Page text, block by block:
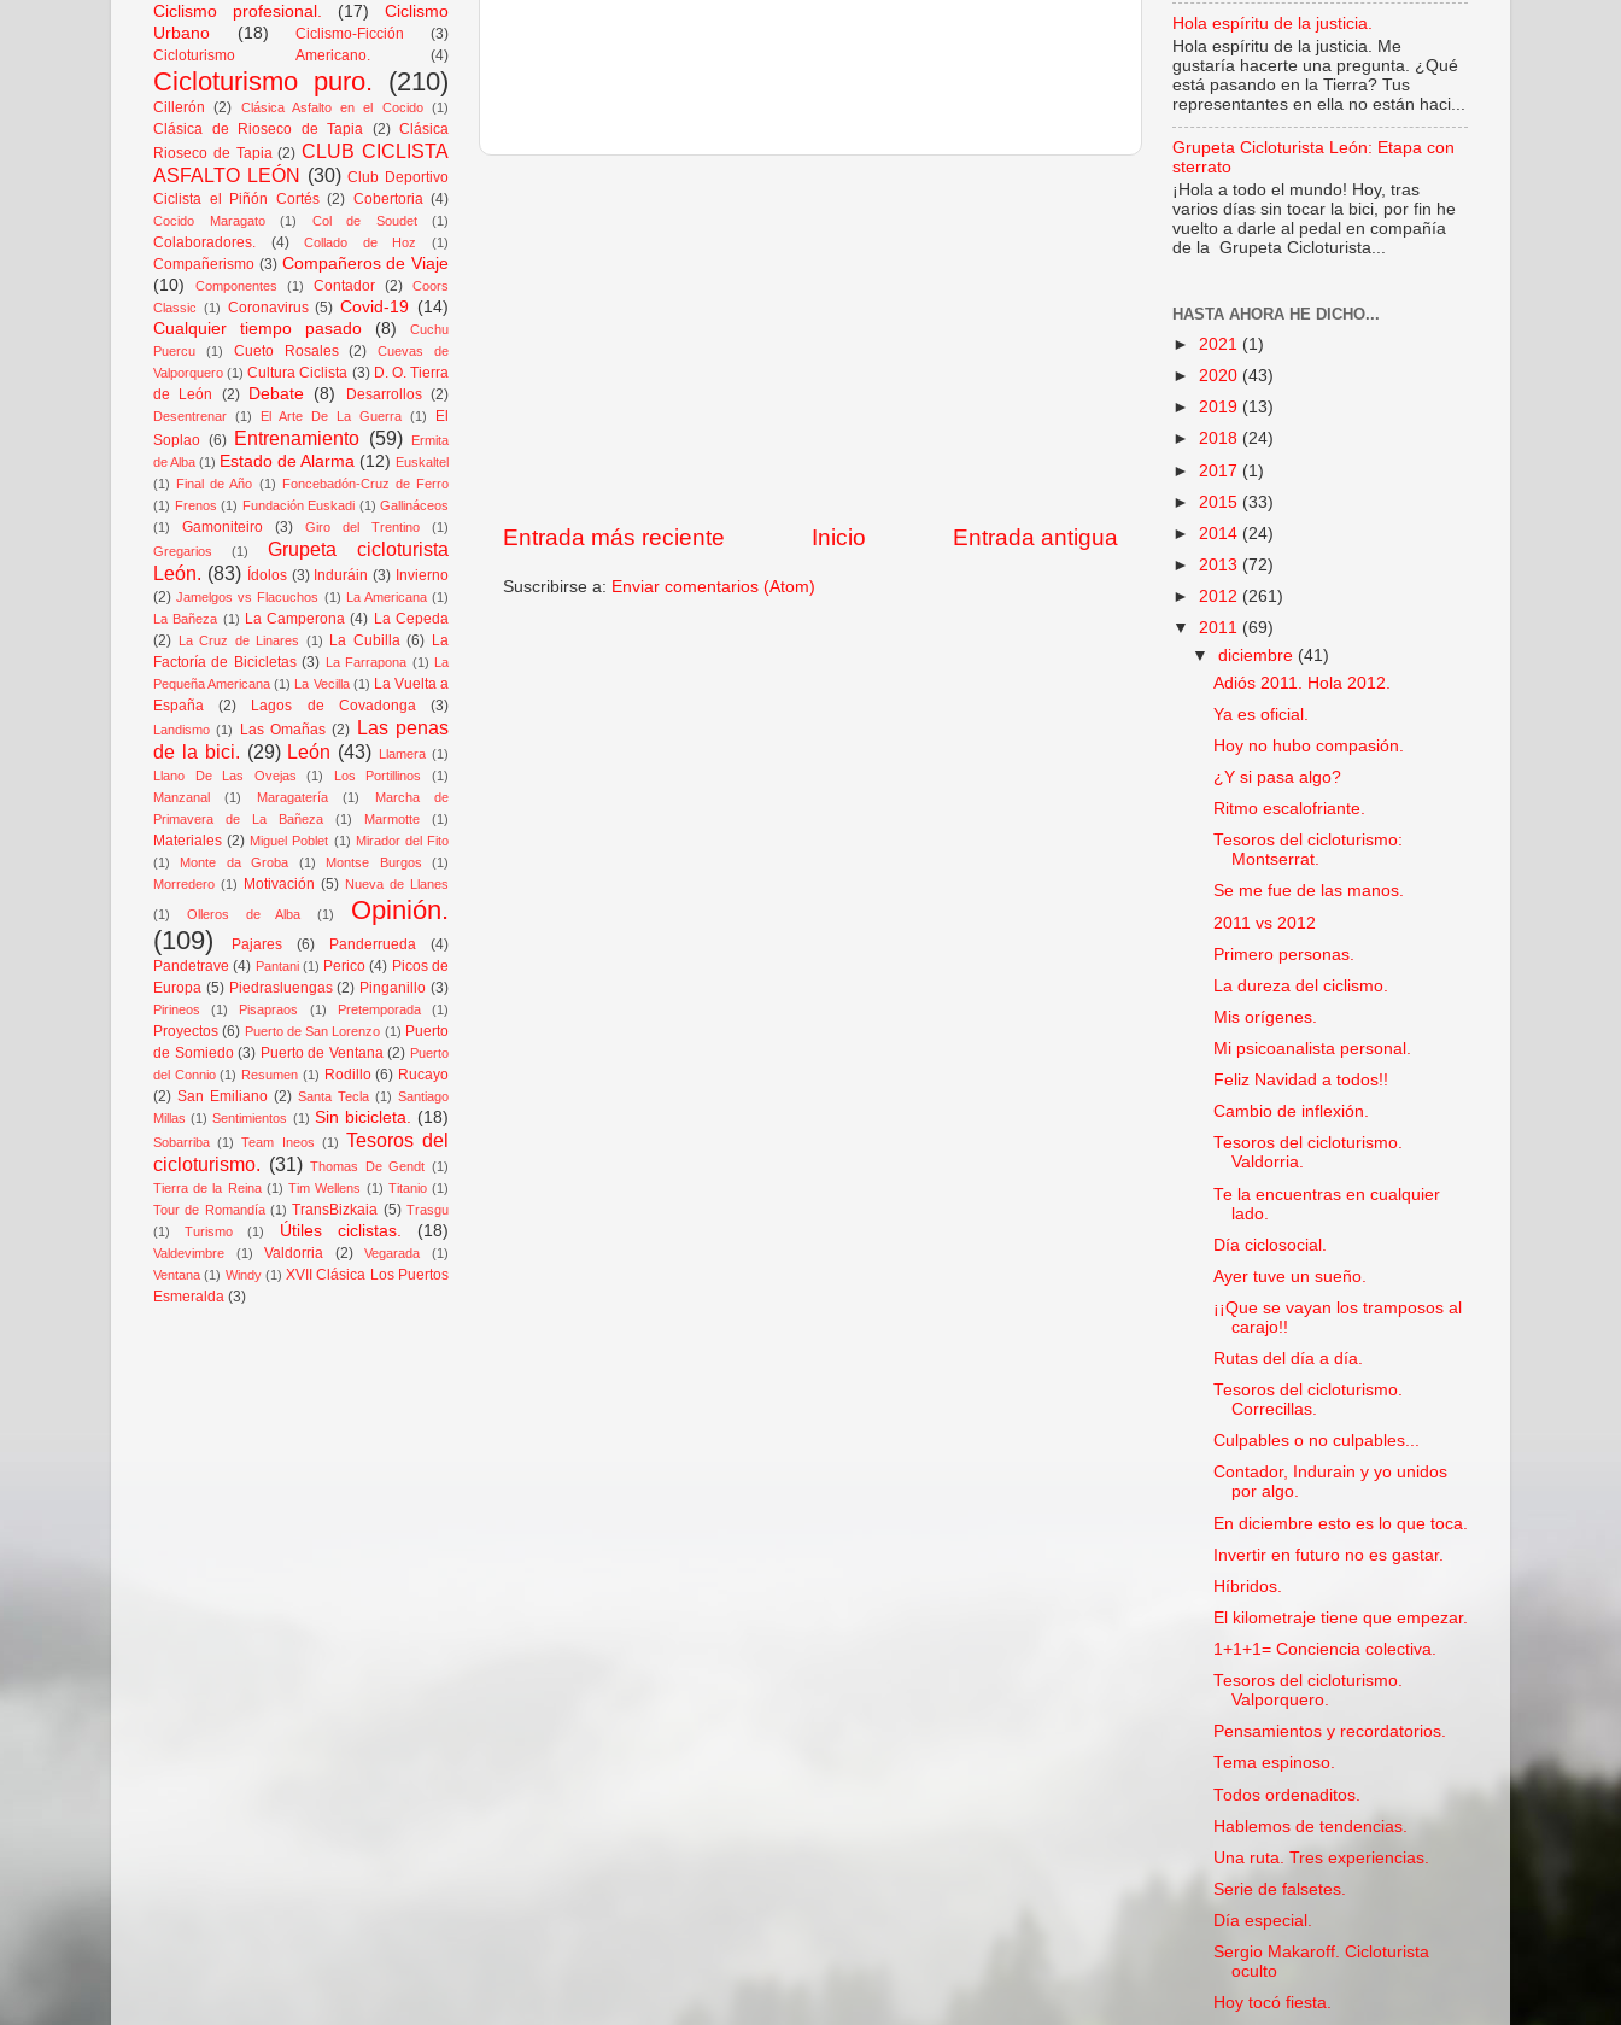
Entrada más reciente Entrada antigua
Inicio
Suscribirse a: Enviar comentarios (Atom)
Ciclismo profesional. (17)
Ciclismo
Urbano
(18) Ciclismo-Ficción
(3)
Cicloturismo Americano.
(4)
Cicloturismo puro. (210)
Cillerón (2) Clásica Asfalto en el Cocido (1)
Clásica de Rioseco de Tapia (2) Clásica
Rioseco de Tapia (2) CLUB CICLISTA
ASFALTO LEÓN (30) Club Deportivo
Ciclista el Piñón Cortés (2) Cobertoria (4)
Cocido Maragato (1) Col de Soudet (1)
Colaboradores. (4) Collado de Hoz (1)
Compañerismo (3) Compañeros de Viaje
(10)
Componentes (1) Contador (2)
Coors
Classic (1) Coronavirus (5) Covid-19 (14)
Cualquier tiempo pasado
(8)
Cuchu
Puercu
(1) Cueto Rosales (2)
Cuevas de
Valporquero (1) Cultura Ciclista (3) D. O. Tierra
de León
(2) Debate (8) Desarrollos (2)
Desentrenar (1) El Arte De La Guerra (1)
El
Soplao (6) Entrenamiento (59)
Ermita
de Alba (1) Estado de Alarma (12) Euskaltel
(1) Final de Año (1) Foncebadón-Cruz de Ferro
(1) Frenos (1) Fundación Euskadi (1) Gallináceos
(1)
Gamoniteiro (3) Giro del Trentino
(1)
Gregarios
(1)
Grupeta cicloturista
León. (83) Ídolos (3) Induráin (3) Invierno
(2) Jamelgos vs Flacuchos (1) La Americana (1)
La Bañeza (1) La Camperona (4) La Cepeda
(2) La Cruz de Linares (1) La Cubilla (6) La
Factoría de Bicicletas (3) La Farrapona (1) La
Pequeña Americana (1) La Vecilla (1) La Vuelta a
España
(2) Lagos de Covadonga (3)
Landismo (1) Las Omañas (2) Las penas
de la bici. (29) León (43) Llamera (1)
Llano De Las Ovejas
(1) Los Portillinos
(1)
Manzanal
(1) Maragatería (1)
Marcha de
Primavera de La Bañeza
(1) Marmotte (1)
Materiales (2) Miguel Poblet (1) Mirador del Fito
(1)
Monte da Groba (1) Montse Burgos
(1)
Morredero (1) Motivación (5) Nueva de Llanes
(1) Olleros de Alba (1)
Opinión.
(109)
Pajares (6) Panderrueda
(4)
Pandetrave (4) Pantani (1) Perico (4) Picos de
Europa (5) Piedrasluengas (2) Pinganillo (3)
Pirineos (1) Pisapraos (1) Pretemporada (1)
Proyectos (6) Puerto de San Lorenzo (1) Puerto
de Somiedo (3) Puerto de Ventana (2) Puerto
del Connio (1) Resumen (1) Rodillo (6) Rucayo
(2) San Emiliano (2) Santa Tecla (1) Santiago
Millas (1) Sentimientos (1) Sin bicicleta. (18)
Sobarriba (1) Team Ineos (1) Tesoros del
cicloturismo. (31) Thomas De Gendt (1)
Tierra de la Reina (1) Tim Wellens (1) Titanio (1)
Tour de Romandía (1) TransBizkaia (5) Trasgu
(1)
Turismo (1) Útiles ciclistas. (18)
Valdevimbre (1) Valdorria (2) Vegarada
(1)
Ventana (1) Windy (1) XVII Clásica Los Puertos
Esmeralda (3)
Hola espíritu de la justicia.
Hola espíritu de la justicia. Me
gustaría hacerte una pregunta. ¿Qué
está pasando en la Tierra? Tus
representantes en ella no están haci...
Grupeta Cicloturista León: Etapa con
sterrato
¡Hola a todo el mundo! Hoy, tras
varios días sin tocar la bici, por fin he
vuelto a darle al pedal en compañía
de la Grupeta Cicloturista...
HASTA AHORA HE DICHO...
► 2021 (1)
► 2020 (43)
► 2019 (13)
► 2018 (24)
► 2017 (1)
► 2015 (33)
► 2014 (24)
► 2013 (72)
► 2012 (261)
▼ 2011 (69)
▼diciembre (41)
Adiós 2011. Hola 2012.
Ya es oficial.
Hoy no hubo compasión.
¿Y si pasa algo?
Ritmo escalofriante.
Tesoros del cicloturismo:
Montserrat.
Se me fue de las manos.
2011 vs 2012
Primero personas.
La dureza del ciclismo.
Mis orígenes.
Mi psicoanalista personal.
Feliz Navidad a todos!!
Cambio de inflexión.
Tesoros del cicloturismo.
Valdorria.
Te la encuentras en cualquier
lado.
Día ciclosocial.
Ayer tuve un sueño.
¡¡Que se vayan los tramposos al
carajo!!
Rutas del día a día.
Tesoros del cicloturismo.
Correcillas.
Culpables o no culpables...
Contador, Indurain y yo unidos
por algo.
En diciembre esto es lo que toca.
Invertir en futuro no es gastar.
Híbridos.
El kilometraje tiene que empezar.
1+1+1= Conciencia colectiva.
Tesoros del cicloturismo.
Valporquero.
Pensamientos y recordatorios.
Tema espinoso.
Todos ordenaditos.
Hablemos de tendencias.
Una ruta. Tres experiencias.
Serie de falsetes.
Día especial.
Sergio Makaroff. Cicloturista
oculto
Hoy tocó fiesta.